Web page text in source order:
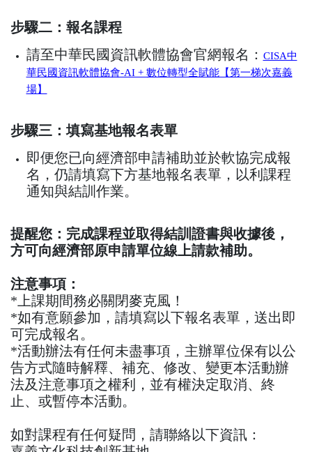
步驟二：報名課程
請至中華民國資訊軟體協會官網報名： CISA中
華民國資訊軟體協會-AI + 數位轉型全賦能【第一梯次嘉義
場】
步驟三：填寫基地報名表單
即便您已向經濟部申請補助並於軟協完成報
名，仍請填寫下方基地報名表單，以利課程
通知與結訓作業。
提醒您：完成課程並取得結訓證書與收據後，
方可向經濟部原申請單位線上請款補助。
注意事項：
*上課期間務必關閉麥克風！
*如有意願參加，請填寫以下報名表單，送出即
可完成報名。
*活動辦法有任何未盡事項，主辦單位保有以公
告方式隨時解釋、補充、修改、變更本活動辦
法及注意事項之權利，並有權決定取消、終
止、或暫停本活動。
如對課程有任何疑問，請聯絡以下資訊：